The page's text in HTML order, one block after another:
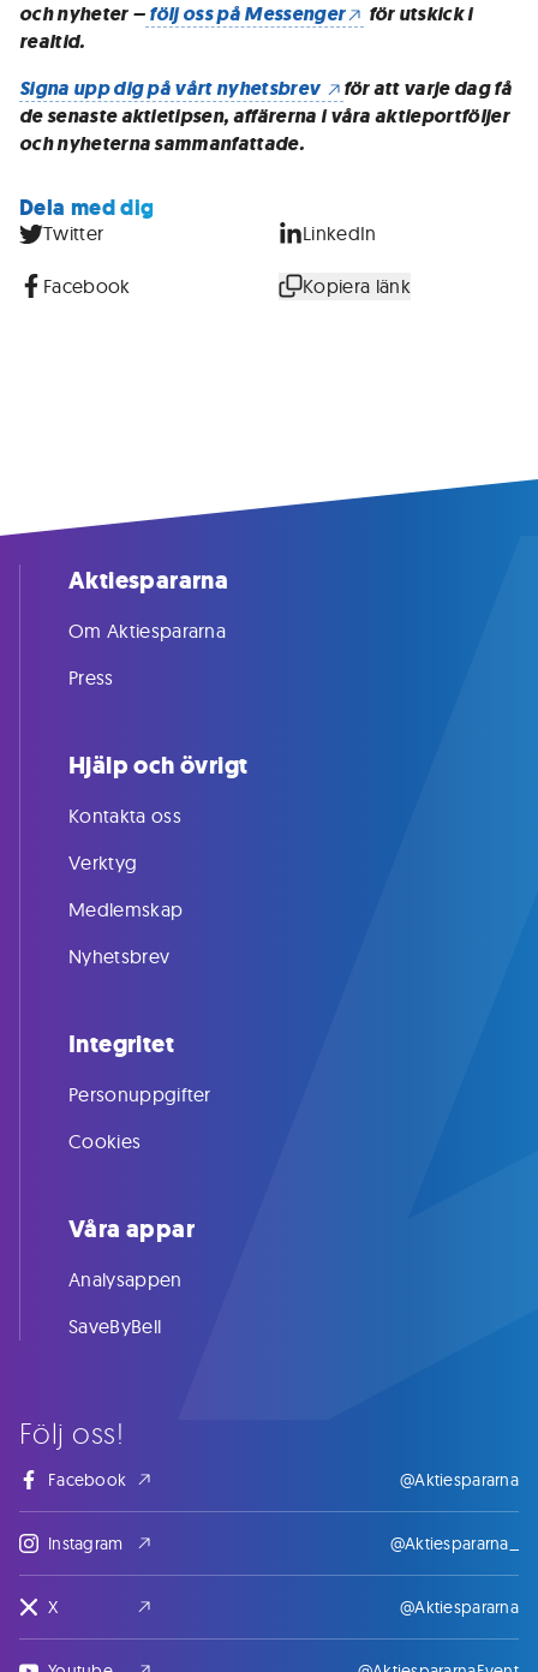
och nyheter –följ oss på Messenger
för utskick i
realtid.
Signa upp dig på vårt nyhetsbrev
för att varje dag få
de senaste aktietipsen, affärerna i våra aktieportföljer
och nyheterna sammanfattade.
Dela med dig
Twitter LinkedIn
Facebook Kopiera länk
Följ oss!
Facebook @Aktiespararna
Instagram @Aktiespararna_
X @Aktiespararna
Aktiespararna
Om Aktiespararna
Press
Hjälp och övrigt
Kontakta oss
Verktyg
Medlemskap
Nyhetsbrev
Integritet
Personuppgifter
Cookies
Våra appar
Analysappen
SaveByBell